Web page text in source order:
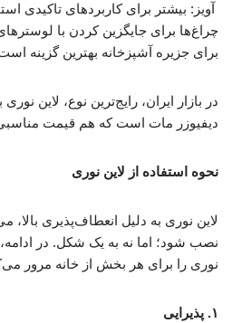
آویز: بیشتر برای کاربردهای تاکیدی
چراغ‌ها برای جایگزین کردن با
برای جزیره آشپزخانه بهترین گزینه
در بازار ایران، رایج‌ترین نوع، لاین
دیفیوزر مات است که هم قیمت
نحوه استفاده از لاین نوری
لاین نوری به دلیل انعطاف‌پذیری بالا،
نصب شود؛ اما نه به یک شکل. در
نوری را برای هر بخش از خانه مرور
۱. پذیرایی